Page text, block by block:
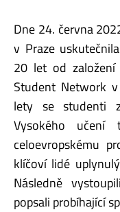
Dne 24. června
v Praze
20 let od založení
Student Network
lety se studenti
Vysokého učení
celoevropskému
klíčoví lidé
Následně
popsali probíhající